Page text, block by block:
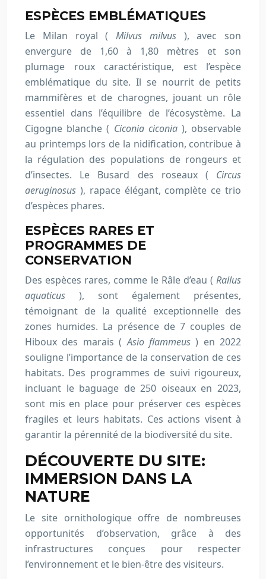
ESPÈCES EMBLÉMATIQUES
Le Milan royal ( Milvus milvus ), avec son
envergure de 1,60 à 1,80 mètres et son
plumage roux caractéristique, est l’espèce
emblématique du site. Il se nourrit de petits
mammifères et de charognes, jouant un rôle
essentiel dans l’équilibre de l’écosystème. La
Cigogne blanche ( Ciconia ciconia ), observable
au printemps lors de la nidification, contribue à
la régulation des populations de rongeurs et
d’insectes. Le Busard des roseaux ( Circus
aeruginosus ), rapace élégant, complète ce trio
d’espèces phares.
ESPÈCES RARES ET
PROGRAMMES DE
CONSERVATION
Des espèces rares, comme le Râle d’eau ( Rallus
aquaticus ), sont également présentes,
témoignant de la qualité exceptionnelle des
zones humides. La présence de 7 couples de
Hiboux des marais (Asio flammeus) en 2022
souligne l’importance de la conservation de ces
habitats. Des programmes de suivi rigoureux,
incluant le baguage de 250 oiseaux en 2023,
sont mis en place pour préserver ces espèces
fragiles et leurs habitats. Ces actions visent à
garantir la pérennité de la biodiversité du site.
DÉCOUVERTE DU SITE:
IMMERSION DANS LA
NATURE
Le site ornithologique offre de nombreuses
opportunités d’observation, grâce à des
infrastructures conçues pour respecter
l’environnement et le bien-être des visiteurs.